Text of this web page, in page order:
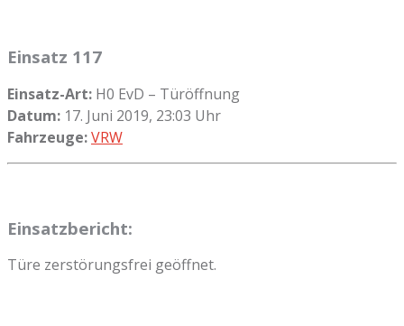
Einsatz 117
Einsatz-Art: H0 EvD – Türöffnung
Datum: 17. Juni 2019, 23:03 Uhr
Fahrzeuge:VRW
Einsatzbericht:
Türe zerstörungsfrei geöffnet.